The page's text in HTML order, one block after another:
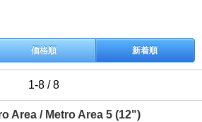
価格順 新着順
1-8 / 8
Area / Metro Area 5 (12")